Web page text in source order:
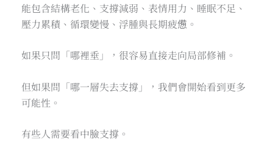
能包含結構老化、支撐減弱、表情用力、睡眠不足、
壓力累積、循環變慢、浮腫與長期疲憊。
如果只問「哪裡垂」，很容易直接走向局部修補。
但如果問「哪一層失去支撐」，我們會開始看到更多
可能性。
有些人需要看中臉支撐。